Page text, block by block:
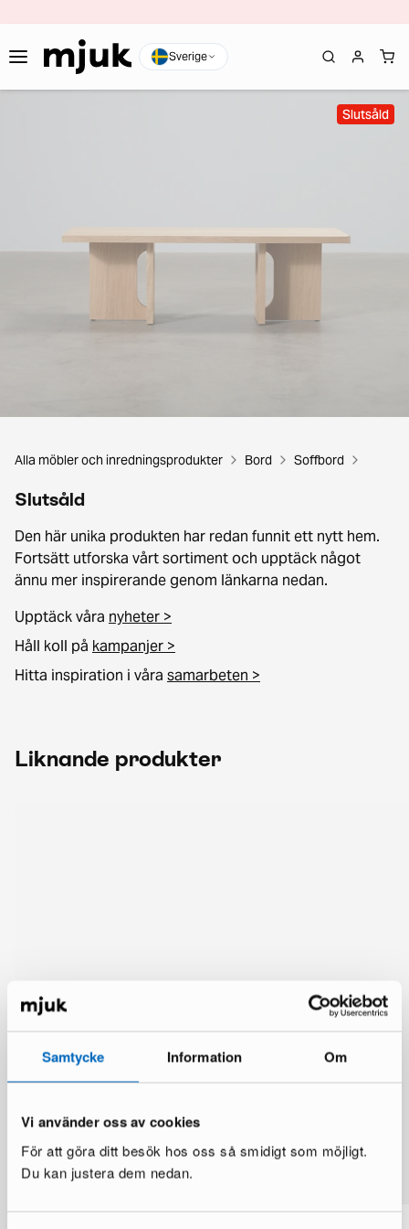
Samtycke Information Om
Vi använder oss av cookies
För att göra ditt besök hos oss så smidigt som möjligt.
Du kan justera dem nedan.
Sverige
Slutsåld
Alla möbler och inredningsprodukter Bord Soffbord
Slutsåld
Den här unika produkten har redan funnit ett nytt hem.
Fortsätt utforska vårt sortiment och upptäck något
ännu mer inspirerande genom länkarna nedan.
Upptäck våra nyheter >
Håll koll på kampanjer >
Hitta inspiration i våra samarbeten >
Liknande produkter
Du kanske också gillar
Visa mer